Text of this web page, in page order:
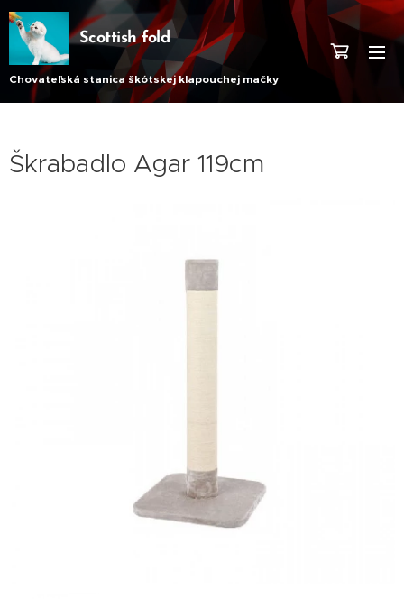
Scottish fold
Chovateľská stanica škótskej klapouchej mačky
Škrabadlo Agar 119cm